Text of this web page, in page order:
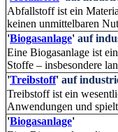
Abfallstoff ist ein
keinen unmittelbaren
'Biogasanlage' auf
Eine Biogasanlage ist
Stoffe – insbesondere
'Treibstoff' auf
Treibstoff ist ein
Anwendungen und
'Biogasanlage'